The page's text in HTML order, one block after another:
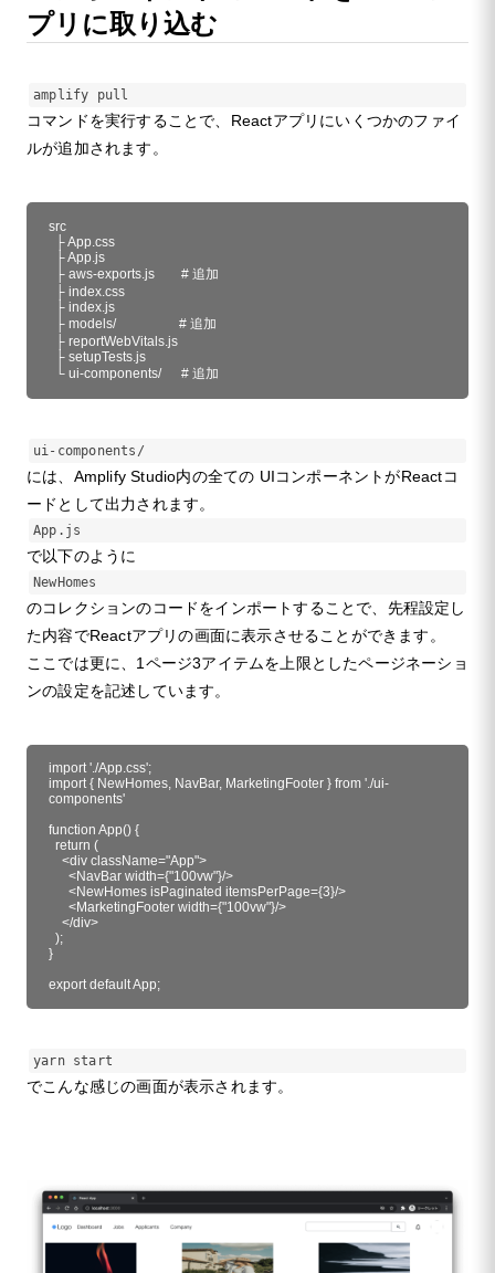
プリに取り込む
amplify pull
コマンドを実行することで、Reactアプリにいくつかのファイ
ルが追加されます。
src
  └ ui-components/      # 追加
ui-components/
には、Amplify Studio内の全ての UIコンポーネントがReactコ
ードとして出力されます。
App.js
で以下のように
NewHomes
のコレクションのコードをインポートすることで、先程設定し
た内容でReactアプリの画面に表示させることができます。
ここでは更に、1ページ3アイテムを上限としたページネーショ
ンの設定を記述しています。
import './App.css';
import { NewHomes, NavBar, MarketingFooter } from './ui-
components'
function App() {
  return (
    <div className="App">
      <NavBar width={"100vw"}/>
      <NewHomes isPaginated itemsPerPage={3}/>
      <MarketingFooter width={"100vw"}/>
    </div>
  );
}
export default App;
yarn start
でこんな感じの画面が表示されます。